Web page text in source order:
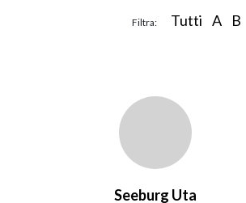
Filtra: Tutti A B
Seeburg Uta